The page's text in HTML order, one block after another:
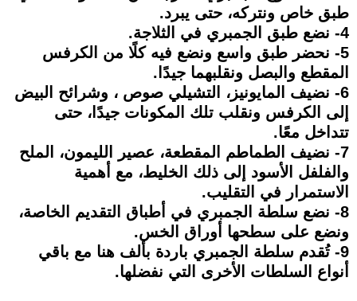
طبق خاص ونتركه، حتى يبرد.
4- نضع طبق الجمبري في الثلاجة.
5- نحضر طبق واسع ونضع فيه كلًا من الكرفس
المقطع والبصل ونقلبهما جيدًا.
6- نضيف المايونيز، التشيلي صوص ، وشرائح البيض
إلى الكرفس ونقلب تلك المكونات جيدًا، حتى
تتداخل معًا.
7- نضيف الطماطم المقطعة، عصير الليمون، الملح
والفلفل الأسود إلى ذلك الخليط، مع أهمية
الاستمرار في التقليب.
8- نضع سلطة الجمبري في أطباق التقديم الخاصة،
ونضع على سطحها أوراق الخس.
9- تُقدم سلطة الجمبري باردة بألف هنا مع باقي
أنواع السلطات الأخرى التي نفضلها.